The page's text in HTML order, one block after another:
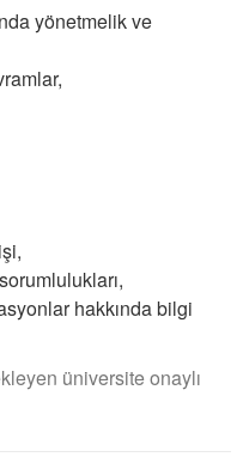
yönetmelik ve
hakkında bilgi
üniversite onaylı